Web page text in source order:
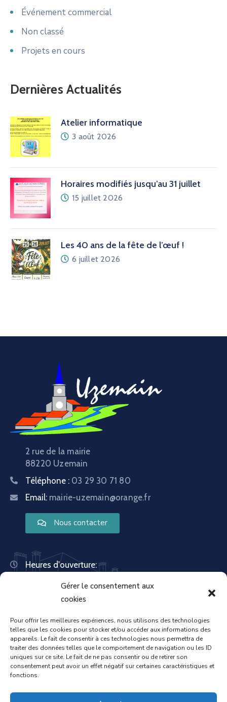
Gérer le consentement aux
cookies
Pour offrir les meilleures expériences, nous utilisons des technologies
telles que les cookies pour stocker et/ou accéder aux informations des
appareils. Le fait de consentir à ces technologies nous permettra de
traiter des données telles que le comportement de navigation ou les ID
uniques sur ce site. Le fait de ne pas consentir ou de retirer son
consentement peut avoir un effet négatif sur certaines caractéristiques et
fonctions.
Événement commercial
Non classé
Projets en cours
Dernières Actualités
Atelier informatique
3 août 2026
Horaires modifiés jusqu’au 31 juillet
15 juillet 2026
Les 40 ans de la fête de l’œuf !
6 juillet 2026
2 rue de la mairie
88220 Uzemain
Téléphone : 03 29 30 71 80
Email: mairie-uzemain@orange.fr
Nous contacter
Heures d'ouverture:
Mardi : 13:30 – 18:00
Mercredi : 08:30 – 12:00 | 14:00 – 17:00
Vendredi : 08:30 – 12:00 | 14:00 – 17:00
Samedi : Fermée
Dimanche : Fermée